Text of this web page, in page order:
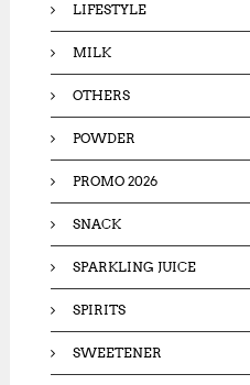
LIFESTYLE
MILK
OTHERS
POWDER
PROMO 2026
SNACK
SPARKLING JUICE
SPIRITS
SWEETENER